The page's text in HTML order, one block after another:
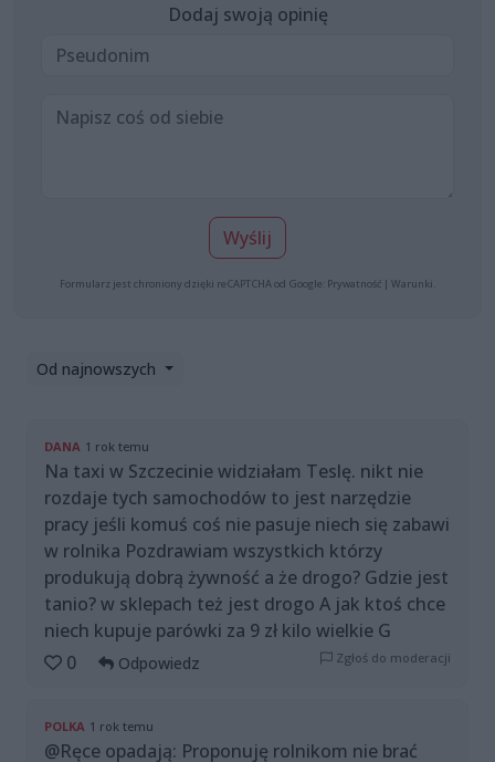
Dodaj swoją opinię
Wyślij
Formularz jest chroniony dzięki reCAPTCHA od Google: Prywatność | Warunki
Od najnowszych
DANA 1 rok temu
Na taxi w Szczecinie widziałam Teslę. nikt nie
rozdaje tych samochodów to jest narzędzie
pracy jeśli komuś coś nie pasuje niech się zabawi
w rolnika Pozdrawiam wszystkich którzy
produkują dobrą żywność a że drogo? Gdzie jest
tanio? w sklepach też jest drogo A jak ktoś chce
niech kupuje parówki za 9 zł kilo wielkie G
0
Odpowiedz Zgłoś do moderacji
POLKA 1 rok temu
@Ręce opadają: Proponuję rolnikom nie brać